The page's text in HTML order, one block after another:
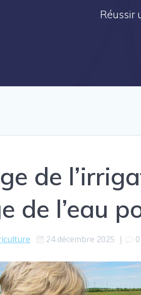
Réussir
de
de l’eau
24 décembre 2025 | 0